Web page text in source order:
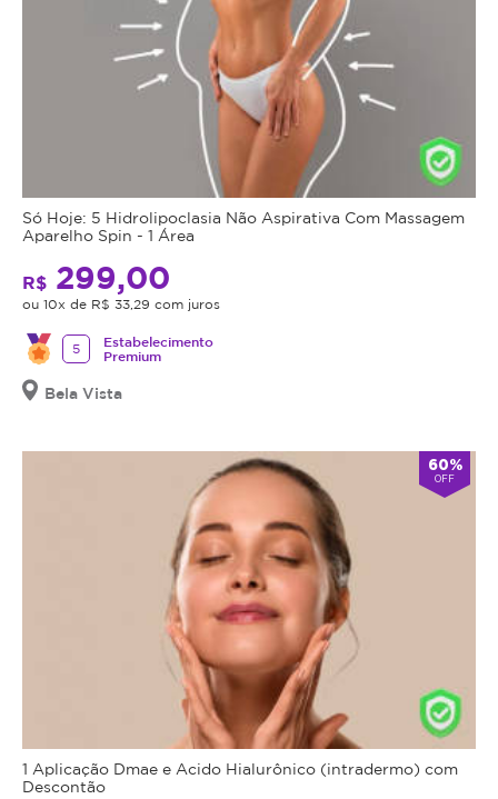
Só Hoje: 5 Hidrolipoclasia Não Aspirativa Com Massagem
Aparelho Spin - 1 Área
R$ 299,00
ou 10x de R$ 33,29 com juros
5
Estabelecimento
Premium
Bela Vista
60%
OFF
1 Aplicação Dmae e Acido Hialurônico (intradermo) com
Descontão